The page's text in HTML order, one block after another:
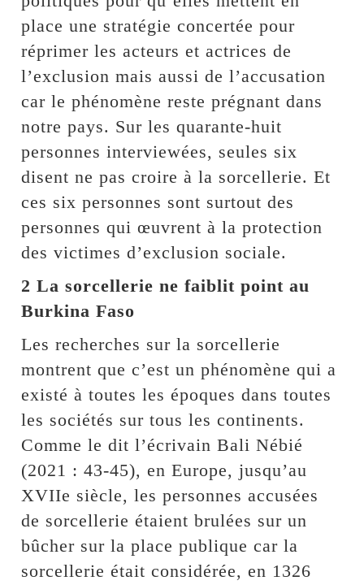
place une stratégie concertée pour
réprimer les acteurs et actrices de
l’exclusion mais aussi de l’accusation
car le phénomène reste prégnant dans
notre pays. Sur les quarante-huit
personnes interviewées, seules six
disent ne pas croire à la sorcellerie. Et
ces six personnes sont surtout des
personnes qui œuvrent à la protection
des victimes d’exclusion sociale.
2 La sorcellerie ne faiblit point au
Burkina Faso
Les recherches sur la sorcellerie
montrent que c’est un phénomène qui a
existé à toutes les époques dans toutes
les sociétés sur tous les continents.
Comme le dit l’écrivain Bali Nébié
(2021 : 43-45), en Europe, jusqu’au
XVIIe siècle, les personnes accusées
de sorcellerie étaient brulées sur un
bûcher sur la place publique car la
sorcellerie était considérée, en 1326